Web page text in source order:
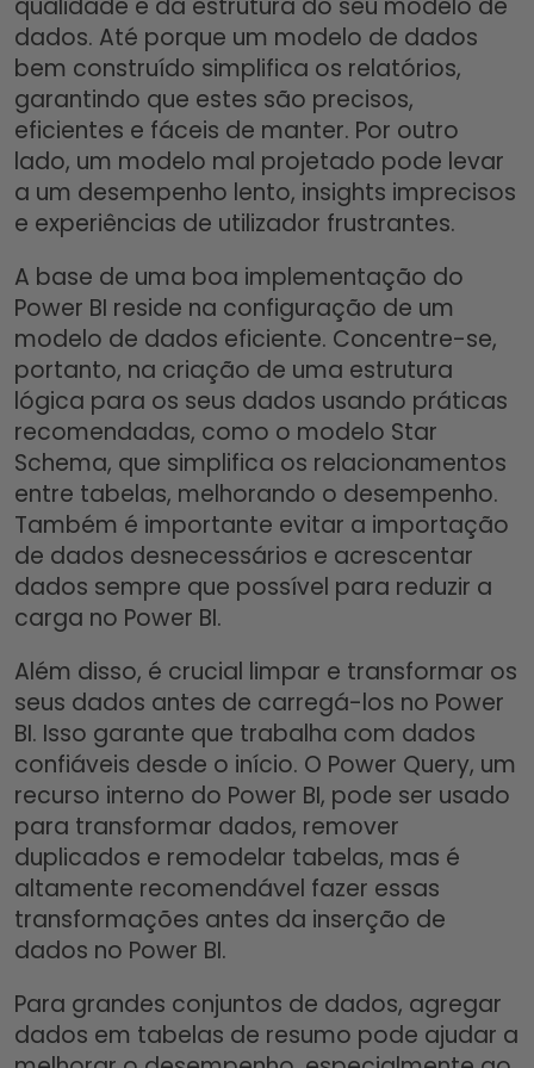
qualidade e da estrutura do seu modelo de
dados. Até porque um modelo de dados
bem construído simplifica os relatórios,
garantindo que estes são precisos,
eficientes e fáceis de manter. Por outro
lado, um modelo mal projetado pode levar
a um desempenho lento, insights imprecisos
e experiências de utilizador frustrantes.
A base de uma boa implementação do
Power BI reside na configuração de um
modelo de dados eficiente. Concentre-se,
portanto, na criação de uma estrutura
lógica para os seus dados usando práticas
recomendadas, como o modelo Star
Schema, que simplifica os relacionamentos
entre tabelas, melhorando o desempenho.
Também é importante evitar a importação
de dados desnecessários e acrescentar
dados sempre que possível para reduzir a
carga no Power BI.
Além disso, é crucial limpar e transformar os
seus dados antes de carregá-los no Power
BI. Isso garante que trabalha com dados
confiáveis ​​desde o início. O Power Query, um
recurso interno do Power BI, pode ser usado
para transformar dados, remover
duplicados e remodelar tabelas, mas é
altamente recomendável fazer essas
transformações antes da inserção de
dados no Power BI.
Para grandes conjuntos de dados, agregar
dados em tabelas de resumo pode ajudar a